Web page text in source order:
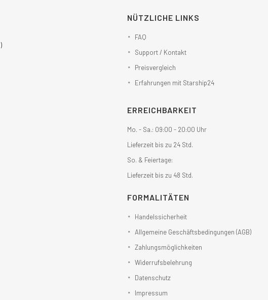
NÜTZLICHE LINKS
FAQ
Support / Kontakt
Preisvergleich
Erfahrungen mit Starship24
ERREICHBARKEIT
Mo. - Sa.: 09:00 - 20:00 Uhr
Lieferzeit bis zu 24 Std.
So. & Feiertage:
Lieferzeit bis zu 48 Std.
FORMALITÄTEN
Handelssicherheit
Allgemeine Geschäftsbedingungen (AGB)
Zahlungsmöglichkeiten
Widerrufsbelehrung
Datenschutz
Impressum